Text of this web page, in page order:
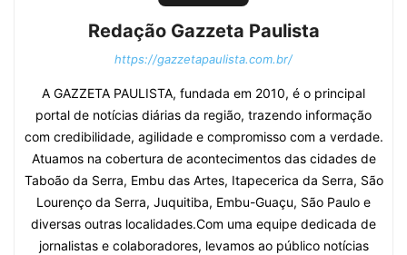
Redação Gazzeta Paulista
https://gazzetapaulista.com.br/
A GAZZETA PAULISTA, fundada em 2010, é o principal
portal de notícias diárias da região, trazendo informação
com credibilidade, agilidade e compromisso com a verdade.
Atuamos na cobertura de acontecimentos das cidades de
Taboão da Serra, Embu das Artes, Itapecerica da Serra, São
Lourenço da Serra, Juquitiba, Embu-Guaçu, São Paulo e
diversas outras localidades.Com uma equipe dedicada de
jornalistas e colaboradores, levamos ao público notícias